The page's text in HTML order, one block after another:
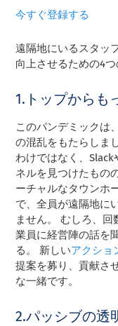
今すぐ登録する
遠隔地にいるスタッ
向上させるための4
1.トップからも
このパンデミックは
の混乱をもたらしま
わけではなく、
ネルを見つけたもの
ーチャルなタウンホ
で、全員が遠隔地に
ません。 むしろ、
業員に経営陣の話を
る。 新しいアクショ
提案を募り、貢献さ
な一緒です。
2.パッシブの透